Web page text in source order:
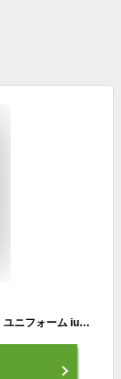
アディダス サッカー日本代表 2024 ホーム レプリカ ユニフォーム iu0964 背番号14 伊東純也 【adidas|アディダス】サッカー日本代表レプリカウェアーkmw71-14-ito